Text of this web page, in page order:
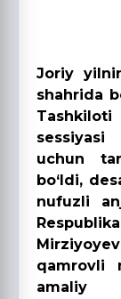
Joriy
shahrida
uchun
bo‘ldi,
nufuzli
qamrovli
amaliy